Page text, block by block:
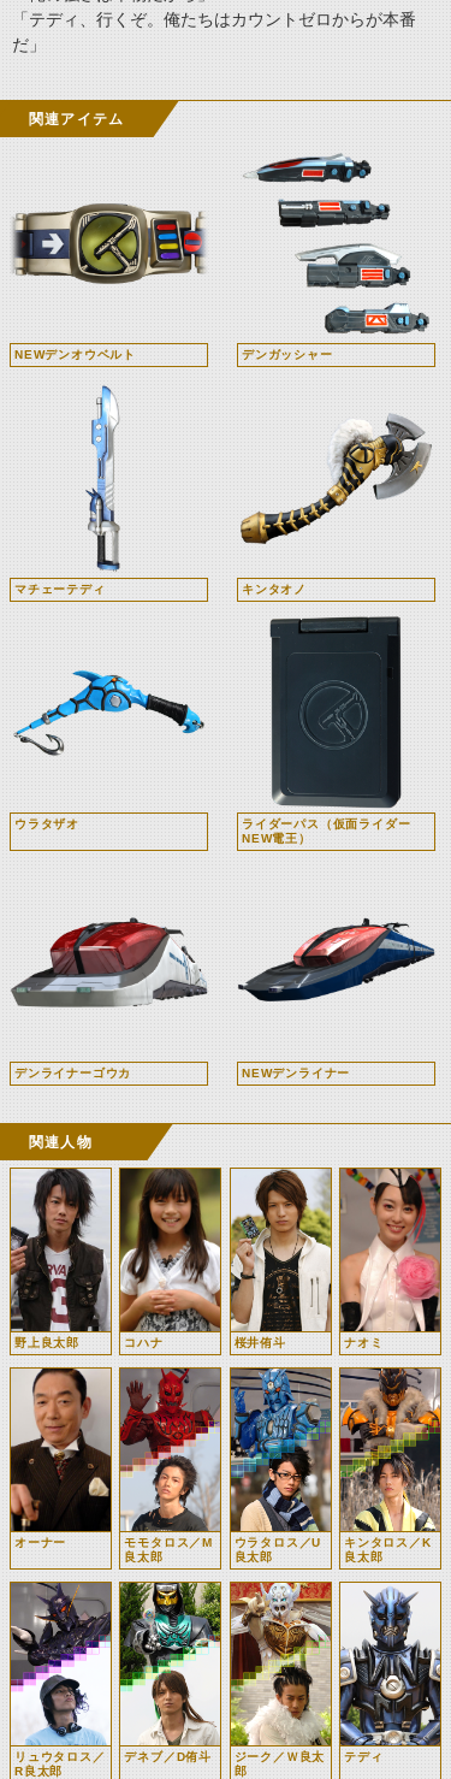
「テディ、行くぞ。俺たちはカウントゼロからが本番
だ」
関連アイテム
NEWデンオウベルト デンガッシャー
マチェーテディ キンタオノ
ウラタザオ
ライダーパス（仮面ライダー
NEW電王）
デンライナーゴウカ NEWデンライナー
関連人物
野上良太郎 コハナ 桜井侑斗 ナオミ
オーナー
モモタロス／M
良太郎
ウラタロス／U
良太郎
キンタロス／K
良太郎
リュウタロス／
R良太郎
デネブ／D侑斗
ジーク／Ｗ良太
郎
テディ